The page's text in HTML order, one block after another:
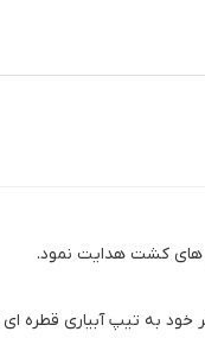
های کشت هدایت نمود.
به تیپ آبیاری قطره